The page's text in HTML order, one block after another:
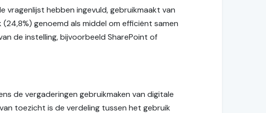
hebben ingevuld, gebruikmaakt van
genoemd als middel om efficiënt samen
de instelling, bijvoorbeeld SharePoint of
de vergaderingen gebruikmaken van digitale
toezicht is de verdeling tussen het gebruik